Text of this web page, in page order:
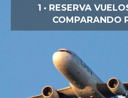
1 · RESERVA
COMPARANDO